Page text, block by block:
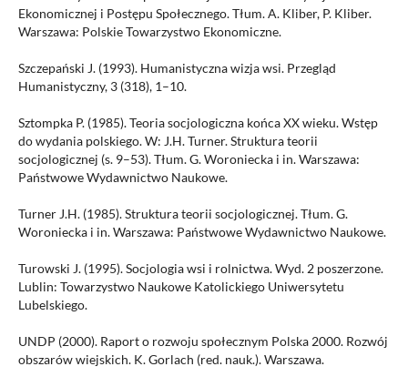
Ekonomicznej i Postępu Społecznego. Tłum. A. Kliber, P. Kliber.
Warszawa: Polskie Towarzystwo Ekonomiczne.
Szczepański J. (1993). Humanistyczna wizja wsi. Przegląd
Humanistyczny, 3 (318), 1–10.
Sztompka P. (1985). Teoria socjologiczna końca XX wieku. Wstęp
do wydania polskiego. W: J.H. Turner. Struktura teorii
socjologicznej (s. 9–53). Tłum. G. Woroniecka i in. Warszawa:
Państwowe Wydawnictwo Naukowe.
Turner J.H. (1985). Struktura teorii socjologicznej. Tłum. G.
Woroniecka i in. Warszawa: Państwowe Wydawnictwo Naukowe.
Turowski J. (1995). Socjologia wsi i rolnictwa. Wyd. 2 poszerzone.
Lublin: Towarzystwo Naukowe Katolickiego Uniwersytetu
Lubelskiego.
UNDP (2000). Raport o rozwoju społecznym Polska 2000. Rozwój
obszarów wiejskich. K. Gorlach (red. nauk.). Warszawa.